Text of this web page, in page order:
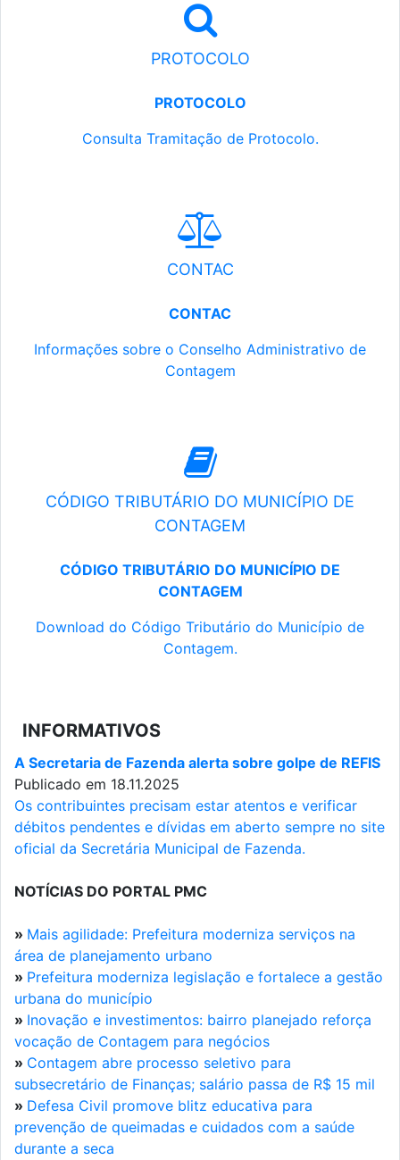
PROTOCOLO
PROTOCOLO
Consulta Tramitação de Protocolo.
CONTAC
CONTAC
Informações sobre o Conselho Administrativo de
Contagem
CÓDIGO TRIBUTÁRIO DO MUNICÍPIO DE
CONTAGEM
CÓDIGO TRIBUTÁRIO DO MUNICÍPIO DE
CONTAGEM
Download do Código Tributário do Município de
Contagem.
INFORMATIVOS
A Secretaria de Fazenda alerta sobre golpe de REFIS
Publicado em 18.11.2025
Os contribuintes precisam estar atentos e verificar
débitos pendentes e dívidas em aberto sempre no site
oficial da Secretária Municipal de Fazenda.
NOTÍCIAS DO PORTAL PMC
» Mais agilidade: Prefeitura moderniza serviços na
área de planejamento urbano
» Prefeitura moderniza legislação e fortalece a gestão
urbana do município
» Inovação e investimentos: bairro planejado reforça
vocação de Contagem para negócios
» Contagem abre processo seletivo para
subsecretário de Finanças; salário passa de R$ 15 mil
» Defesa Civil promove blitz educativa para
prevenção de queimadas e cuidados com a saúde
durante a seca